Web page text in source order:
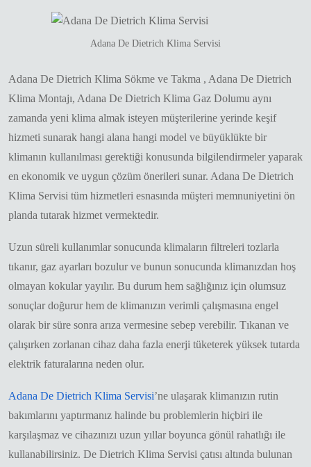
Adana De Dietrich Klima Servisi
Adana De Dietrich Klima Sökme ve Takma , Adana De Dietrich
Klima Montajı, Adana De Dietrich Klima Gaz Dolumu aynı
zamanda yeni klima almak isteyen müşterilerine yerinde keşif
hizmeti sunarak hangi alana hangi model ve büyüklükte bir
klimanın kullanılması gerektiği konusunda bilgilendirmeler yaparak
en ekonomik ve uygun çözüm önerileri sunar. Adana De Dietrich
Klima Servisi tüm hizmetleri esnasında müşteri memnuniyetini ön
planda tutarak hizmet vermektedir.
Uzun süreli kullanımlar sonucunda klimaların filtreleri tozlarla
tıkanır, gaz ayarları bozulur ve bunun sonucunda klimanızdan hoş
olmayan kokular yayılır. Bu durum hem sağlığınız için olumsuz
sonuçlar doğurur hem de klimanızın verimli çalışmasına engel
olarak bir süre sonra arıza vermesine sebep verebilir. Tıkanan ve
çalışırken zorlanan cihaz daha fazla enerji tüketerek yüksek tutarda
elektrik faturalarına neden olur.
Adana De Dietrich Klima Servisi’ne ulaşarak klimanızın rutin
bakımlarını yaptırmanız halinde bu problemlerin hiçbiri ile
karşılaşmaz ve cihazınızı uzun yıllar boyunca gönül rahatlığı ile
kullanabilirsiniz. De Dietrich Klima Servisi çatısı altında bulunan